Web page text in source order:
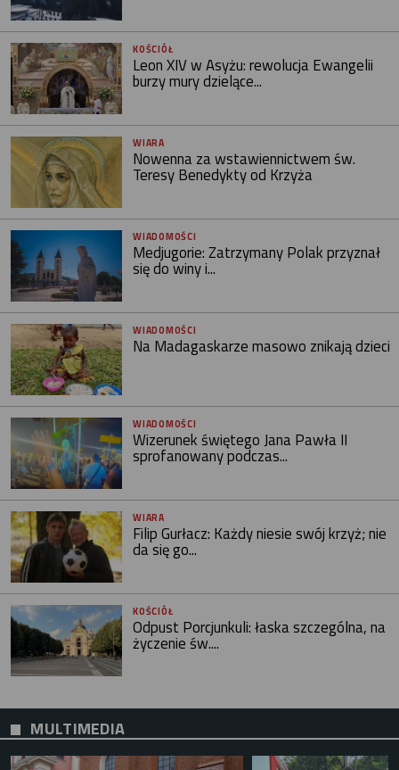
KOŚCIÓŁ
Leon XIV w Asyżu: rewolucja Ewangelii
burzy mury dzielące...
WIARA
Nowenna za wstawiennictwem św.
Teresy Benedykty od Krzyża
WIADOMOŚCI
Medjugorie: Zatrzymany Polak przyznał
się do winy i...
WIADOMOŚCI
Na Madagaskarze masowo znikają dzieci
WIADOMOŚCI
Wizerunek świętego Jana Pawła II
sprofanowany podczas...
WIARA
Filip Gurłacz: Każdy niesie swój krzyż; nie
da się go...
KOŚCIÓŁ
Odpust Porcjunkuli: łaska szczególna, na
życzenie św....
MULTIMEDIA